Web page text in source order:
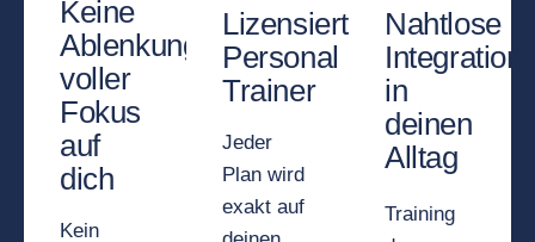
Keine
Ablenkungen,
voller
Fokus
auf
dich
Kein
Lizensierte
Personal
Trainer
Jeder
Plan wird
exakt auf
Nahtlose
Integration
in
deinen
Alltag
Training